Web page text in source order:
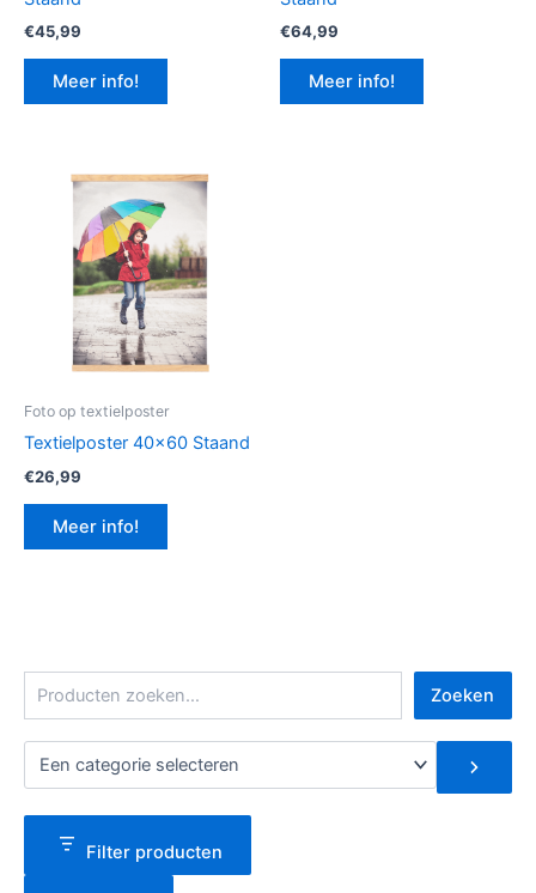
€45,99
Meer info!
€64,99
Meer info!
Foto op textielposter
Textielposter 40×60 Staand
€26,99
Meer info!
Zoeken
c
t
Filter producten